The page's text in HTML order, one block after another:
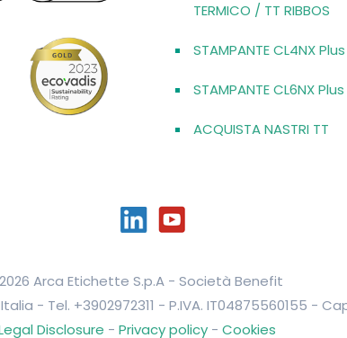
TERMICO / TT RIBBOS
STAMPANTE CL4NX Plus
STAMPANTE CL6NX Plus
ACQUISTA NASTRI TT
Arca Etichette S.p.A - Società Benefit
- Tel. +3902972311 - P.IVA. IT04875560155 -
Disclosure - Privacy policy - Cookies